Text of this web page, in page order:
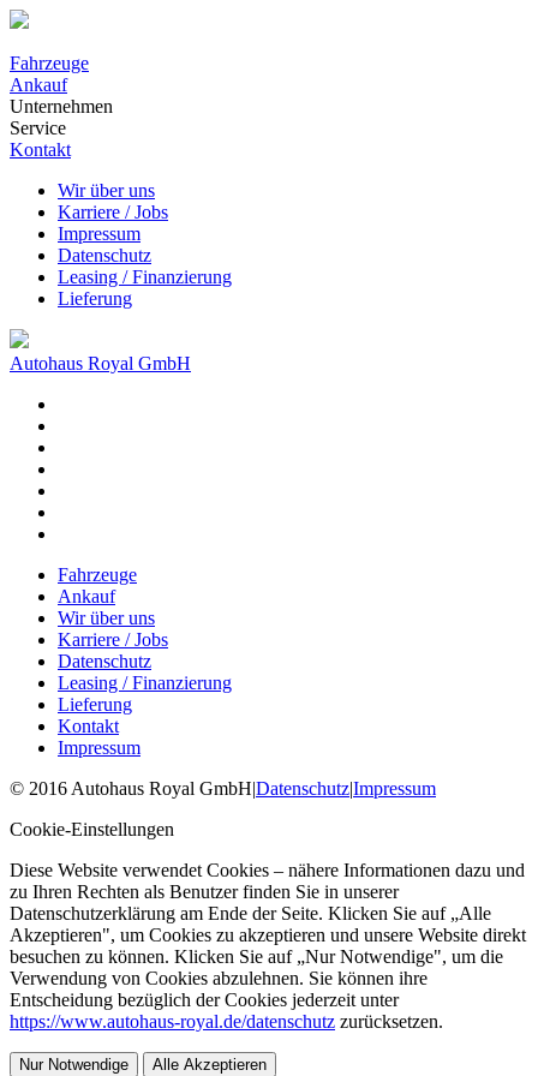
Fahrzeuge
Ankauf
Unternehmen
Service
Kontakt
Wir über uns
Karriere / Jobs
Impressum
Datenschutz
Leasing / Finanzierung
Lieferung
Autohaus Royal GmbH
Fahrzeuge
Ankauf
Wir über uns
Karriere / Jobs
Datenschutz
Leasing / Finanzierung
Lieferung
Kontakt
Impressum
© 2016 Autohaus Royal GmbH|Datenschutz|Impressum
Cookie-Einstellungen
Diese Website verwendet Cookies – nähere Informationen dazu und
zu Ihren Rechten als Benutzer finden Sie in unserer
Datenschutzerklärung am Ende der Seite. Klicken Sie auf „Alle
Akzeptieren", um Cookies zu akzeptieren und unsere Website direkt
besuchen zu können. Klicken Sie auf „Nur Notwendige", um die
Verwendung von Cookies abzulehnen. Sie können ihre
Entscheidung bezüglich der Cookies jederzeit unter
https://www.autohaus-royal.de/datenschutz zurücksetzen.
Nur Notwendige Alle Akzeptieren